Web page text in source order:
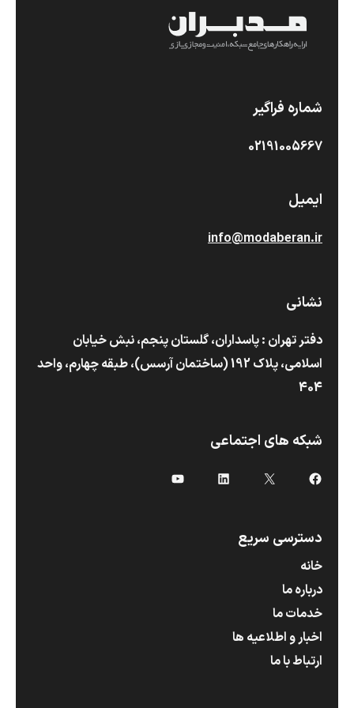
شماره فراگیر
02191005667
ایمیل
info@modaberan.ir
نشانی
دفتر تهران : پاسداران، گلستان پنجم، نبش خیابان
اسلامی، پلاک 192 (ساختمان آرسس)،‌ طبقه چهارم، واحد
404
شبکه های اجتماعی
فیس‌بوک
X لینکداینیوتیوب
دسترسی سریع
خانه
درباره ما
خدمات ما
اخبار و اطلاعیه ها
ارتباط با ما